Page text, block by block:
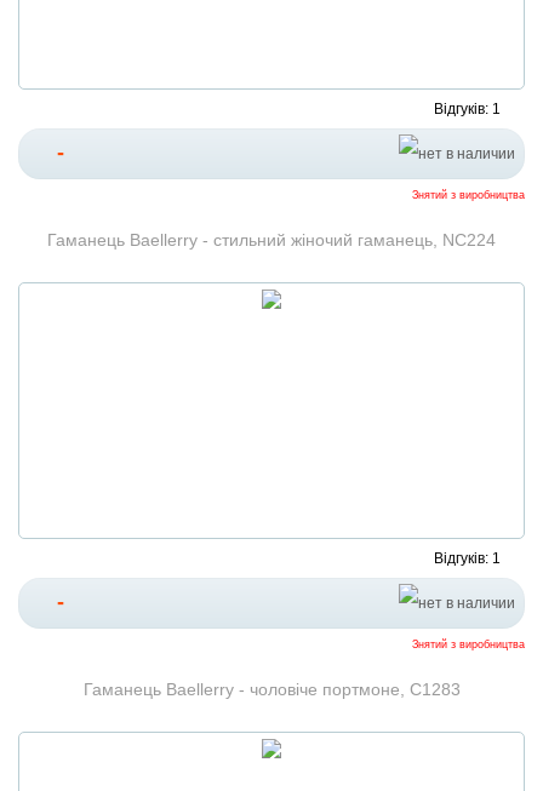
Відгуків: 1
-
Знятий з виробництва
Гаманець Baellerry - стильний жіночий гаманець, NC224
Відгуків: 1
-
Знятий з виробництва
Гаманець Baellerry - чоловіче портмоне, C1283